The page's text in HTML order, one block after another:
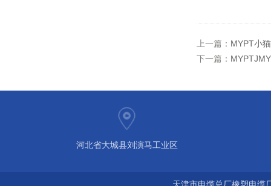
上一篇： MYPT小
下一篇：
河北省大城县刘演马工业区